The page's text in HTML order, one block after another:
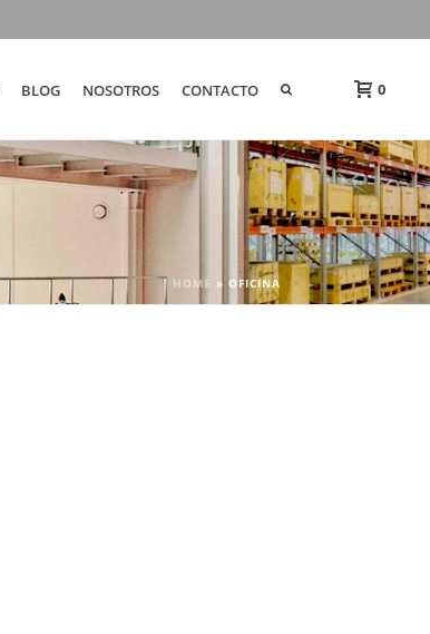
BLOG NOSOTROS CONTACTO 0
HOME » OFICINA